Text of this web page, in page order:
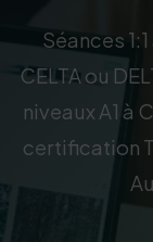
Séances
CELTA ou
niveaux A1 à
certification